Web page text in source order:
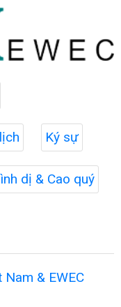
Ký sự
dị & Cao quý
Nam & EWEC